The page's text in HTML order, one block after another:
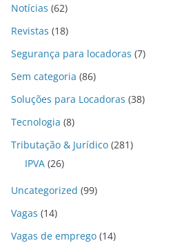
Notícias (62)
Revistas (18)
Segurança para locadoras (7)
Sem categoria (86)
Soluções para Locadoras (38)
Tecnologia (8)
Tributação & Jurídico (281)
IPVA (26)
Uncategorized (99)
Vagas (14)
Vagas de emprego (14)